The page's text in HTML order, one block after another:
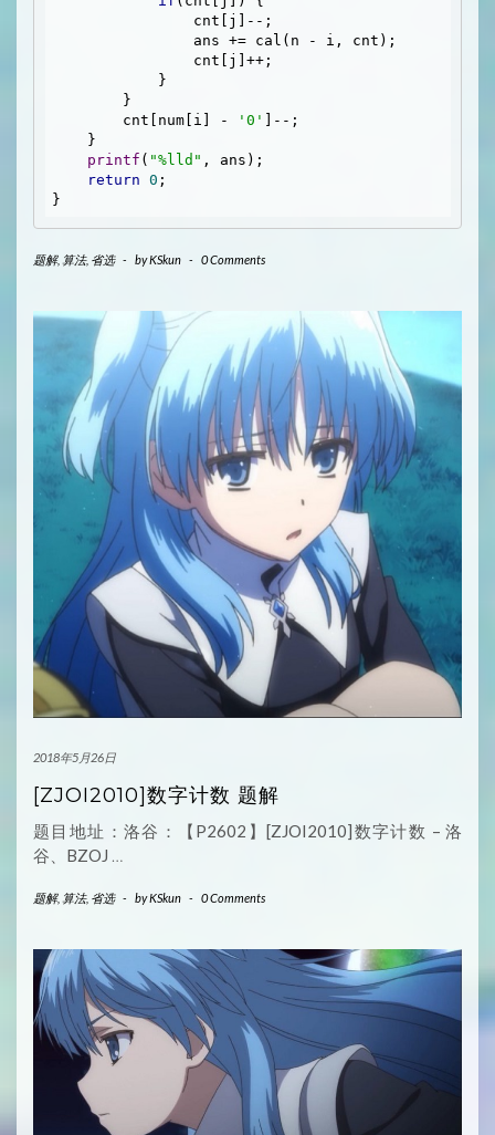
        cnt[num[i] -
'0' ]--;
printf ( "%lld" , ans);
return 0 ;
题解, 算法, 省选 - byKSkun - 0 Comments
2018年5月26日
[ZJOI2010]数字计数 题解
题目地址：洛谷：【P2602】[ZJOI2010]数字计数 – 洛
谷、BZOJ …
题解, 算法, 省选 - byKSkun - 0 Comments